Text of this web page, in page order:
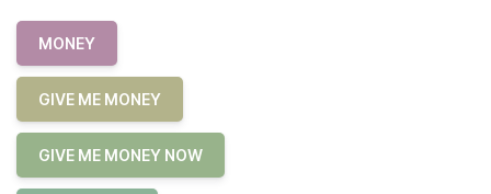
MONEY
GIVE ME MONEY
GIVE ME MONEY NOW